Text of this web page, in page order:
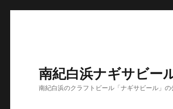
南紀白浜ナギサビー
南紀白浜のクラフトビール「ナギサビール」